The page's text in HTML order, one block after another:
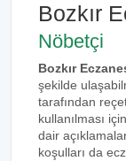
Bozkır
Nöbetçi
Bozkır
şekilde
tarafından
kullanılması
dair
koşulları da